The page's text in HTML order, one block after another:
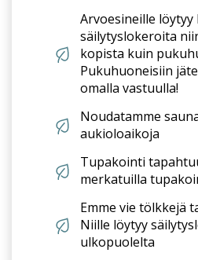
Arvoesineille löytyy
säilytyslokeroita
kopista kuin
Pukuhuoneisiin
omalla vastuulla!
Noudatamme
aukioloaikoja
Tupakointi
merkatuilla
Emme vie tölkkejä
Niille löytyy
ulkopuolelta